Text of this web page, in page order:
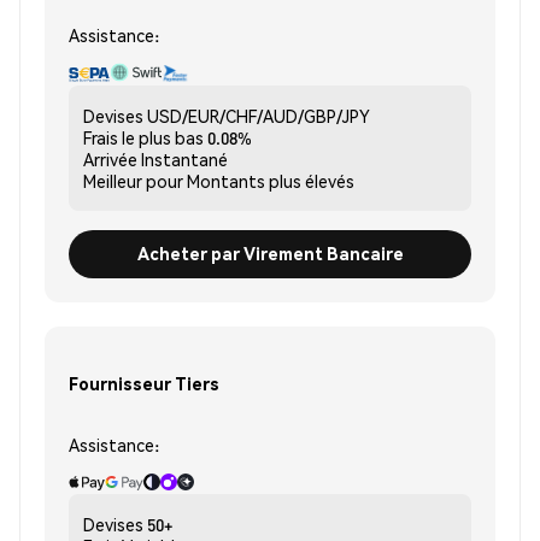
Assistance:
Devises USD/EUR/CHF/AUD/GBP/JPY
Frais le plus bas 0.08%
Arrivée Instantané
Meilleur pourMontants plus élevés
Acheter par Virement Bancaire
Fournisseur Tiers
Assistance:
Devises 50+